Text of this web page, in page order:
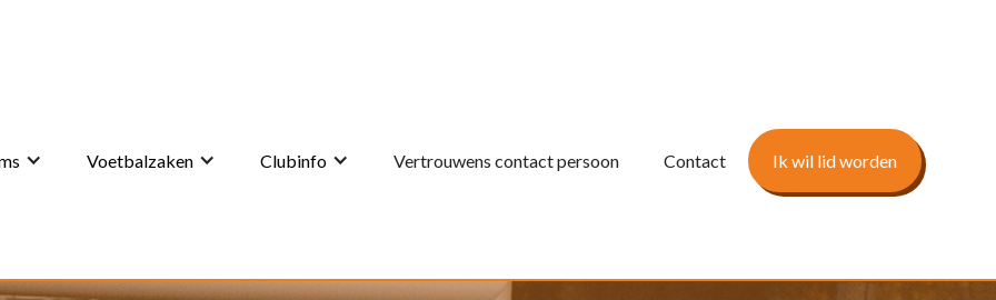
Voetbalzaken Clubinfo Vertrouwens contact persoon Contact Ik wil lid worden